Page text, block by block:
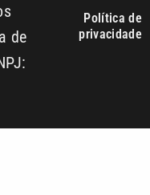
de
Política de
privacidade